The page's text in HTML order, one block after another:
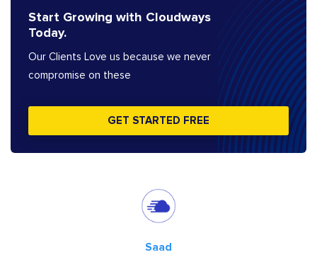
Start Growing with Cloudways
Today.
Our Clients Love us because we never
compromise on these
GET STARTED FREE
Saad